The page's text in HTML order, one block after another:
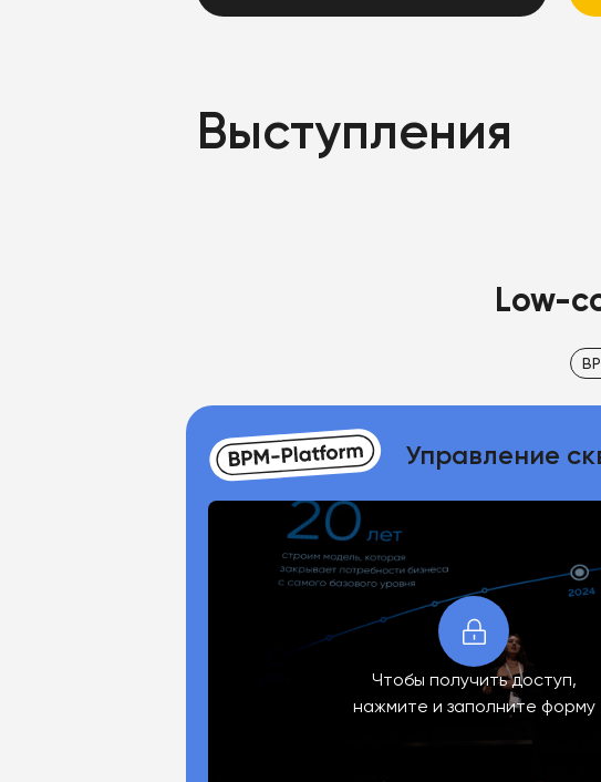
Выступления
Low-
Управление
Чтобы получить доступ,
нажмите и заполните форму